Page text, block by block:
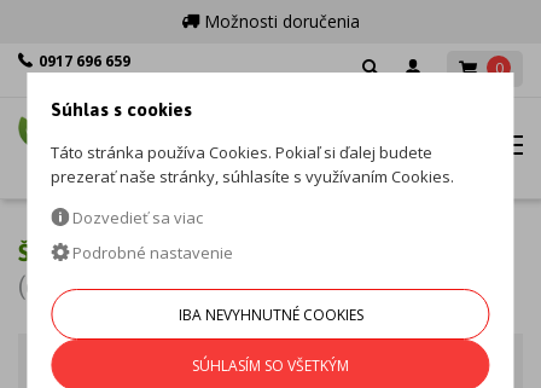
Možnosti doručenia
0917 696 659
Po - Pia: 8:00 - 16:00
0
ŠAMPÓNY
(6 produktov)
Zoradiť podľa
Súhlas s cookies
Táto stránka používa Cookies. Pokiaľ si ďalej budete
prezerať naše stránky, súhlasíte s využívaním Cookies.
Dozvedieť sa viac
Podrobné nastavenie
IBA NEVYHNUTNÉ COOKIES
SÚHLASÍM SO VŠETKÝM